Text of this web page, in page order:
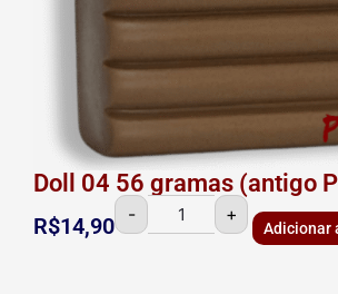
Doll 04 56 gramas (antigo
R$14,90 - +
Adicionar